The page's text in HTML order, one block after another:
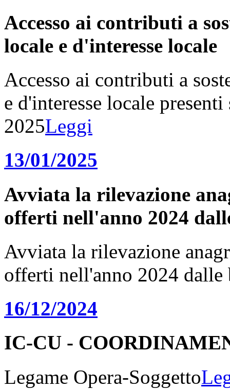
Accesso ai contributi a
locale e d'interesse locale
Accesso ai contributi a
e d'interesse locale
2025Leggi
13/01/2025
Avviata la rilevazione
offerti nell'anno 2024
Avviata la rilevazione
offerti nell'anno 2024 dalle
16/12/2024
IC-CU -
Legame Opera-Soggetto